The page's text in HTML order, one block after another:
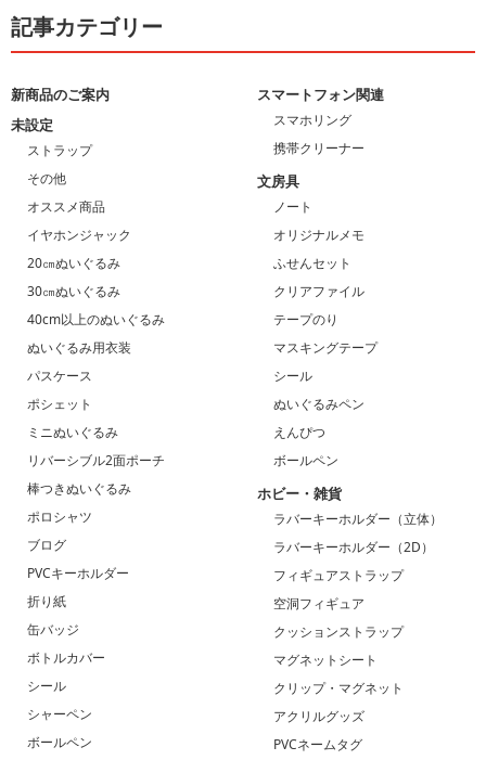
記事カテゴリー
新商品のご案内
未設定
ストラップ
その他
オススメ商品
イヤホンジャック
20㎝ぬいぐるみ
30㎝ぬいぐるみ
40cm以上のぬいぐるみ
ぬいぐるみ用衣装
パスケース
ポシェット
ミニぬいぐるみ
リバーシブル2面ポーチ
棒つきぬいぐるみ
ポロシャツ
ブログ
PVCキーホルダー
折り紙
缶バッジ
ボトルカバー
シール
シャーペン
ボールペン
スマートフォン関連
スマホリング
携帯クリーナー
文房具
ノート
オリジナルメモ
ふせんセット
クリアファイル
テープのり
マスキングテープ
シール
ぬいぐるみペン
えんぴつ
ボールペン
ホビー・雑貨
ラバーキーホルダー（立体）
ラバーキーホルダー（2D）
フィギュアストラップ
空洞フィギュア
クッションストラップ
マグネットシート
クリップ・マグネット
アクリルグッズ
PVCネームタグ